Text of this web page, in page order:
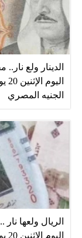
الدينار ولع
الجنيه المصري
الريال ولعها